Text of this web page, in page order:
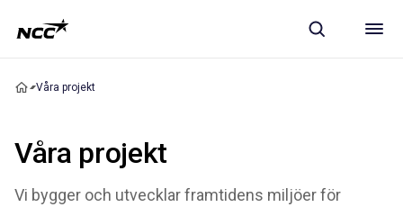
Våra projekt
Våra projekt
Vi bygger och utvecklar framtidens miljöer för